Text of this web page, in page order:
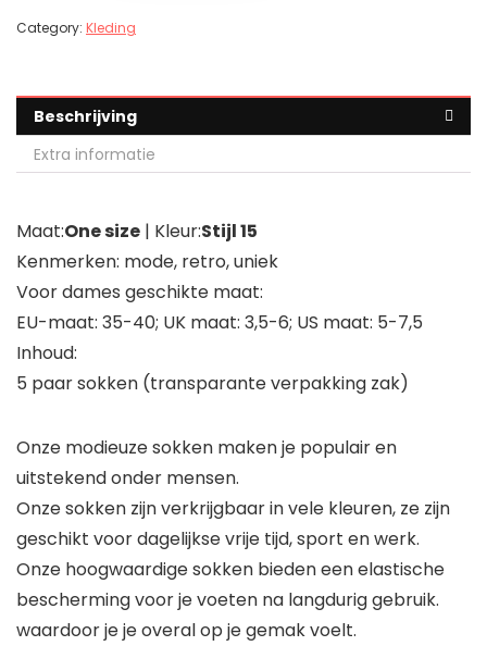
Category: Kleding
Beschrijving
Extra informatie
Maat:One size | Kleur:Stijl 15
Kenmerken: mode, retro, uniek
Voor dames geschikte maat:
EU-maat: 35-40; UK maat: 3,5-6; US maat: 5-7,5
Inhoud:
5 paar sokken (transparante verpakking zak)
Onze modieuze sokken maken je populair en
uitstekend onder mensen.
Onze sokken zijn verkrijgbaar in vele kleuren, ze zijn
geschikt voor dagelijkse vrije tijd, sport en werk.
Onze hoogwaardige sokken bieden een elastische
bescherming voor je voeten na langdurig gebruik.
waardoor je je overal op je gemak voelt.